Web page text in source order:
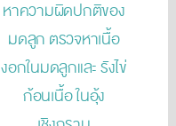
หาความผิดปกติของ
มดลูก ตรวจหาเนื้อ
งอกในมดลูกและ รังไข่
ก้อนเนื้อ ในอุ้ง